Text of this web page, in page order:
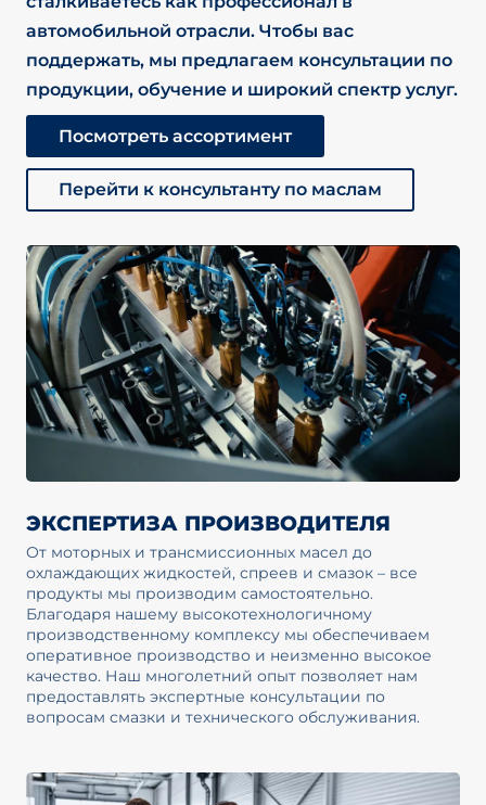
автомобильной отрасли. Чтобы вас
поддержать, мы предлагаем консультации по
продукции, обучение и широкий спектр услуг.
Посмотреть ассортимент
Перейти к консультанту по маслам
ЭКСПЕРТИЗА ПРОИЗВОДИТЕЛЯ
От моторных и трансмиссионных масел до
охлаждающих жидкостей, спреев и смазок – все
продукты мы производим самостоятельно.
Благодаря нашему высокотехнологичному
производственному комплексу мы обеспечиваем
оперативное производство и неизменно высокое
качество. Наш многолетний опыт позволяет нам
предоставлять экспертные консультации по
вопросам смазки и технического обслуживания.